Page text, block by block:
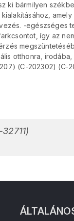
ki bármilyen
-egészséges
így az
otthonra, irodába,
(C-202302) (C-